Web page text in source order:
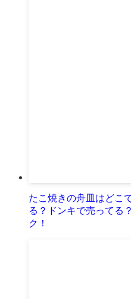
たこ焼きの舟皿はどこ
る？ドンキで売ってる
ク！